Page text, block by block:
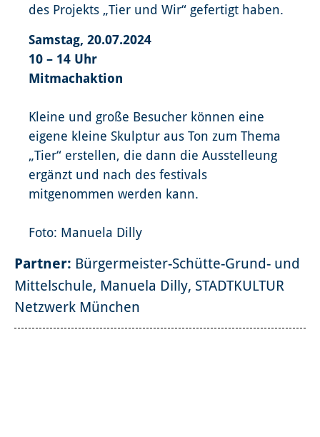
des Projekts „Tier und Wir“ gefertigt haben.
Samstag, 20.07.2024
10 – 14 Uhr
Mitmachaktion
Kleine und große Besucher können eine
eigene kleine Skulptur aus Ton zum Thema
„Tier“ erstellen, die dann die Ausstelleung
ergänzt und nach des festivals
mitgenommen werden kann.
Foto: Manuela Dilly
Partner: Bürgermeister-Schütte-Grund- und
Mittelschule, Manuela Dilly, STADTKULTUR
Netzwerk München